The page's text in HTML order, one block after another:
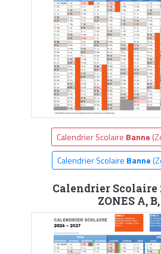
Calendrier Scolaire Banne
Calendrier Scolaire Banne
Calendrier Scolaire
ZONES A, B,